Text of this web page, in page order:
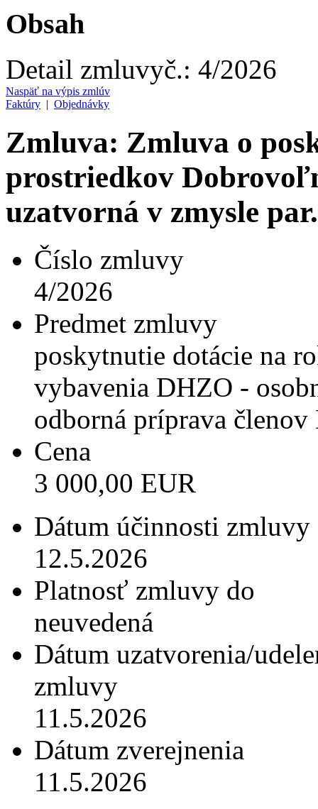
Obsah
Detail zmluvyč.: 4/2026
Naspäť na výpis zmlúv
Faktúry | Objednávky
Zmluva: Zmluva o
prostriedkov
uzatvorná v zmysle
Číslo zmluvy
4/2026
Predmet zmluvy
poskytnutie dotácie na
vybavenia DHZO -
odborná príprava členov
Cena
3 000,00 EUR
Dátum účinnosti zmluvy
12.5.2026
Platnosť zmluvy do
neuvedená
Dátum uzatvorenia/
zmluvy
11.5.2026
Dátum zverejnenia
11.5.2026